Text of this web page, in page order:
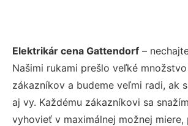
Elektrikár cena Gattendorf –
Našimi rukami prešlo veľké
zákazníkov a budeme veľmi radi, ak
aj vy. Každému zákazníkovi sa
vyhovieť v maximálnej možnej miere,